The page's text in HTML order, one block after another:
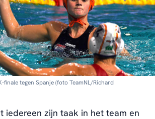
finale tegen Spanje (foto TeamNL/Richard
iedereen zijn taak in het team en